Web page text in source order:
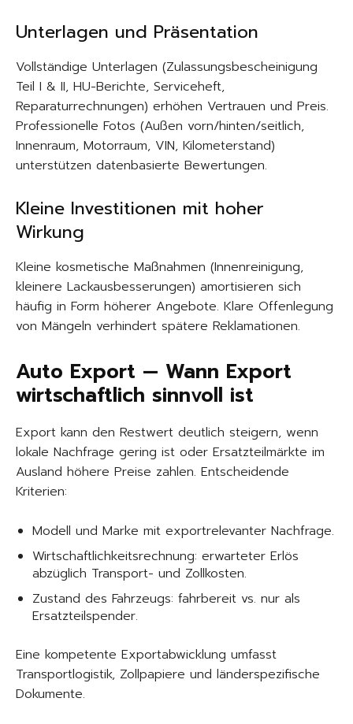
Unterlagen und Präsentation
Vollständige Unterlagen (Zulassungsbescheinigung
Teil I & II, HU-Berichte, Serviceheft,
Reparaturrechnungen) erhöhen Vertrauen und Preis.
Professionelle Fotos (Außen vorn/hinten/seitlich,
Innenraum, Motorraum, VIN, Kilometerstand)
unterstützen datenbasierte Bewertungen.
Kleine Investitionen mit hoher
Wirkung
Kleine kosmetische Maßnahmen (Innenreinigung,
kleinere Lackausbesserungen) amortisieren sich
häufig in Form höherer Angebote. Klare Offenlegung
von Mängeln verhindert spätere Reklamationen.
Auto Export — Wann Export
wirtschaftlich sinnvoll ist
Export kann den Restwert deutlich steigern, wenn
lokale Nachfrage gering ist oder Ersatzteilmärkte im
Ausland höhere Preise zahlen. Entscheidende
Kriterien:
Modell und Marke mit exportrelevanter Nachfrage.
Wirtschaftlichkeitsrechnung: erwarteter Erlös
abzüglich Transport- und Zollkosten.
Zustand des Fahrzeugs: fahrbereit vs. nur als
Ersatzteilspender.
Eine kompetente Exportabwicklung umfasst
Transportlogistik, Zollpapiere und länderspezifische
Dokumente.